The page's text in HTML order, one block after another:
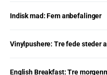
Indisk mad: Fem anbefalinger
Vinylpushere: Tre fede steder
English Breakfast: Tre